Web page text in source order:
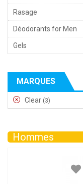
Rasage
Déodorants for Men
Gels
MARQUES
Clear (3)
Hommes